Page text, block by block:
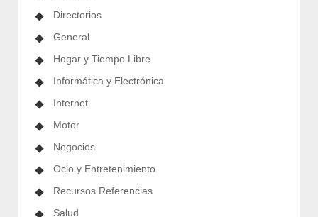
Directorios
General
Hogar y Tiempo Libre
Informática y Electrónica
Internet
Motor
Negocios
Ocio y Entretenimiento
Recursos Referencias
Salud